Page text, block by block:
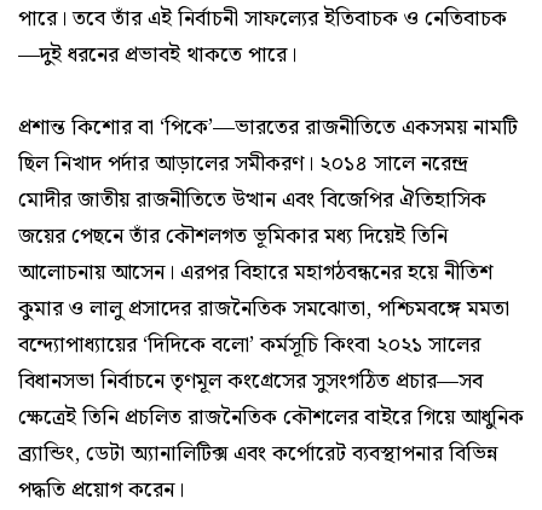
পারে। তবে তাঁর এই নির্বাচনী সাফল্যের ইতিবাচক ও নেতিবাচক
—দুই ধরনের প্রভাবই থাকতে পারে।
প্রশান্ত কিশোর বা ‘পিকে’—ভারতের রাজনীতিতে একসময় নামটি
ছিল নিখাদ পর্দার আড়ালের সমীকরণ। ২০১৪ সালে নরেন্দ্র
মোদীর জাতীয় রাজনীতিতে উত্থান এবং বিজেপির ঐতিহাসিক
জয়ের পেছনে তাঁর কৌশলগত ভূমিকার মধ্য দিয়েই তিনি
আলোচনায় আসেন। এরপর বিহারে মহাগঠবন্ধনের হয়ে নীতিশ
কুমার ও লালু প্রসাদের রাজনৈতিক সমঝোতা, পশ্চিমবঙ্গে মমতা
বন্দ্যোপাধ্যায়ের ‘দিদিকে বলো’ কর্মসূচি কিংবা ২০২১ সালের
বিধানসভা নির্বাচনে তৃণমূল কংগ্রেসের সুসংগঠিত প্রচার—সব
ক্ষেত্রেই তিনি প্রচলিত রাজনৈতিক কৌশলের বাইরে গিয়ে আধুনিক
ব্র্যান্ডিং, ডেটা অ্যানালিটিক্স এবং কর্পোরেট ব্যবস্থাপনার বিভিন্ন
পদ্ধতি প্রয়োগ করেন।